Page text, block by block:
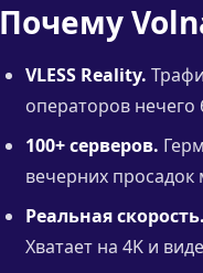
Почему
VLESS Reality.
операторов нечего
100+ серверов.
вечерних
Реальная скорость.
Хватает на 4K и